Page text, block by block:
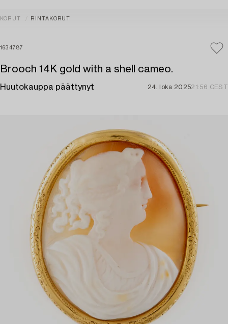
KORUT RINTAKORUT
1634787
Brooch 14K gold with a shell cameo.
Huutokauppa päättynyt 24. loka 202521:56 CEST